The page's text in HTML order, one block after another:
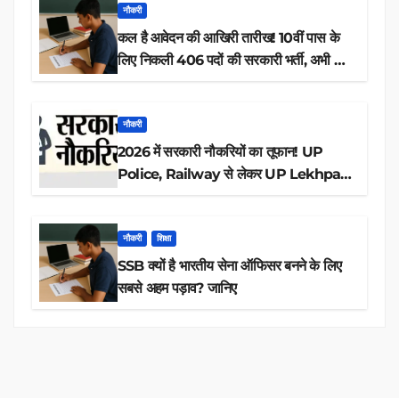
नौकरी
कल है आवेदन की आखिरी तारीख! 10वीं पास के
लिए निकली 406 पदों की सरकारी भर्ती, अभी करें
नौकरी
2026 में सरकारी नौकरियों का तूफान! UP
Police, Railway से लेकर UP Lekhpal
नौकरी शिक्षा
SSB क्यों है भारतीय सेना ऑफिसर बनने के लिए
सबसे अहम पड़ाव? जानिए